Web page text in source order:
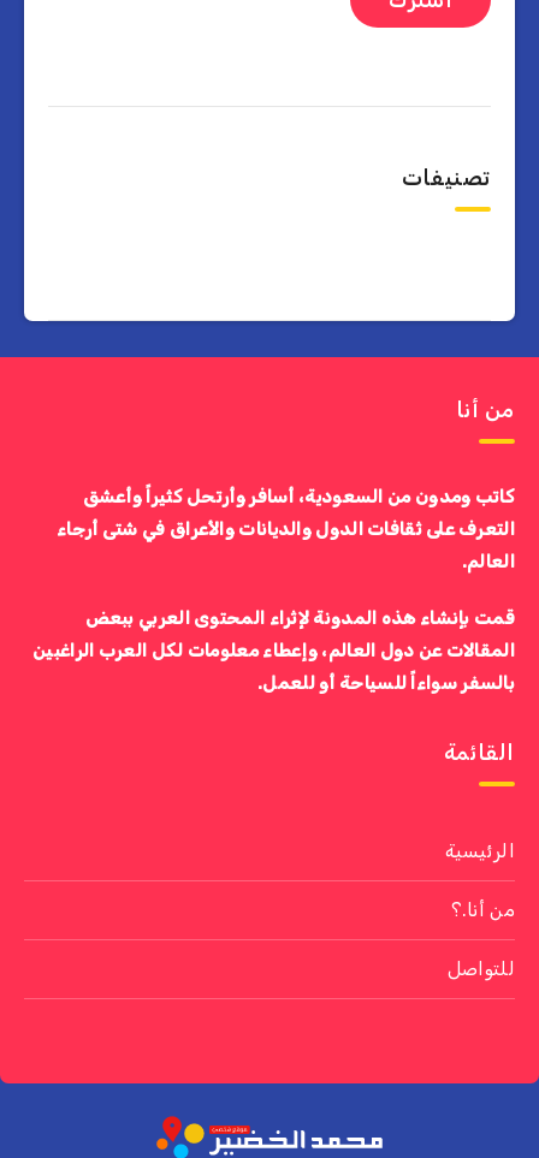
تصنيفات
من أنا
كاتب ومدون من السعودية، أسافر وأرتحل كثيراً وأعشق
التعرف على ثقافات الدول والديانات والأعراق في شتى أرجاء
العالم.
قمت بإنشاء هذه المدونة لإثراء المحتوى العربي ببعض
المقالات عن دول العالم، وإعطاء معلومات لكل العرب الراغبين
بالسفر سواءاً للسياحة أو للعمل.
القائمة
الرئيسية
من أنا.؟
للتواصل